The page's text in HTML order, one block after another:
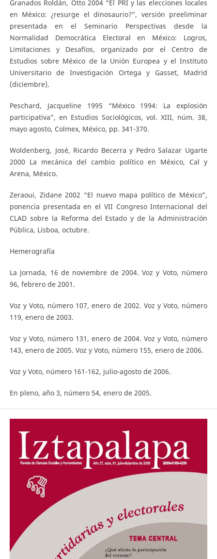
Granados Roldán, Otto 2004 “El PRI y las elecciones locales
en México: ¿resurge el dinosaurio?”, versión preeliminar
presentada en el Seminario Perspectivas desde la
Normalidad Democrática Electoral en México: Logros,
Limitaciones y Desafíos, organizado por el Centro de
Estudios sobre México de la Unión Europea y el Instituto
Universitario de Investigación Ortega y Gasset, Madrid
(diciembre).
Peschard, Jacqueline 1995 “México 1994: La explosión
participativa”, en Estudios Sociológicos, vol. XIII, núm. 38,
mayo agosto, Colmex, México, pp. 341-370.
Woldenberg, José, Ricardo Becerra y Pedro Salazar Ugarte
2000 La mecánica del cambio político en México, Cal y
Arena, México.
Zeraoui, Zidane 2002 “El nuevo mapa político de México”,
ponencia presentada en el VII Congreso Internacional del
CLAD sobre la Reforma del Estado y de la Administración
Pública, Lisboa, octubre.
Hemerografía
La Jornada, 16 de noviembre de 2004. Voz y Voto, número
96, febrero de 2001.
Voz y Voto, número 107, enero de 2002. Voz y Voto, número
119, enero de 2003.
Voz y Voto, número 131, enero de 2004. Voz y Voto, número
143, enero de 2005. Voz y Voto, número 155, enero de 2006.
Voz y Voto, número 161-162, julio-agosto de 2006.
En pleno, año 3, número 54, enero de 2005.